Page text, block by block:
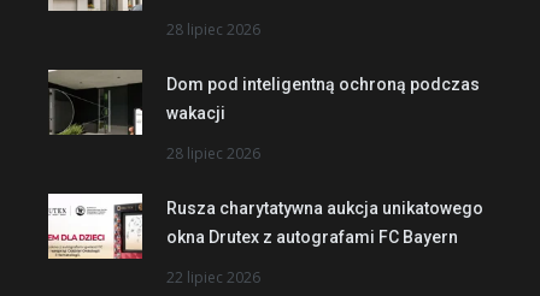
28 lipiec 2026
Dom pod inteligentną ochroną podczas
wakacji
28 lipiec 2026
Rusza charytatywna aukcja unikatowego
okna Drutex z autografami FC Bayern
22 lipiec 2026